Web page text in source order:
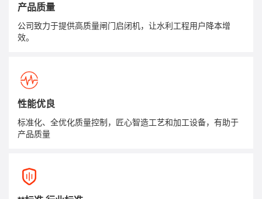
产品质量
公司致力于提供高质量闸门启闭机，让水利工程用户降本增
效。
性能优良
标准化、全优化质量控制，匠心智造工艺和加工设备，有助于
产品质量